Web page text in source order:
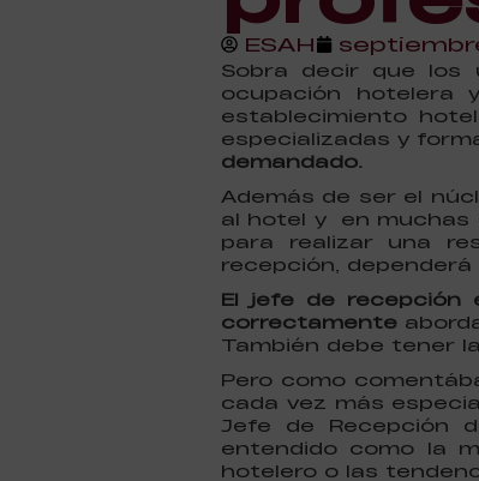
ESAH
Sobra decir que los
ocupación hotelera
establecimiento
especializadas y
demandado.
Además de ser el
al hotel y en muchas
para realizar una
recepción,
El jefe de recepción
correctamente
También debe tener
Pero como
cada vez más
Jefe de Recepción
entendido como la
hotelero o las